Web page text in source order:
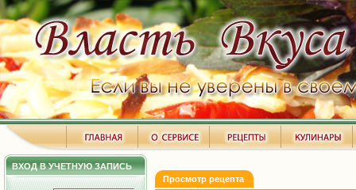
ВХОД В УЧЕТНУЮ ЗАПИСЬ
Просмотр рецепта